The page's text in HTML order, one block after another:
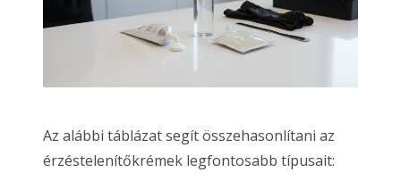
Az alábbi táblázat segít összehasonlítani az
érzéstelenítőkrémek legfontosabb típusait: